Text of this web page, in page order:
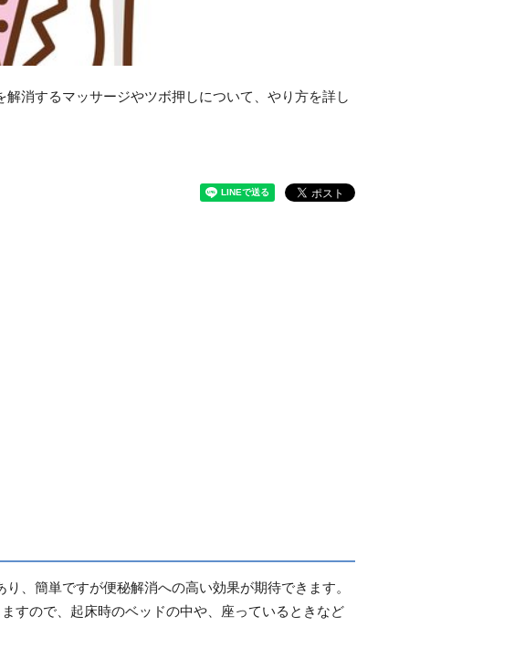
消するマッサージやツボ押しについて、やり方を詳し
、簡単ですが便秘解消への高い効果が期待できます。
すので、起床時のベッドの中や、座っているときなど